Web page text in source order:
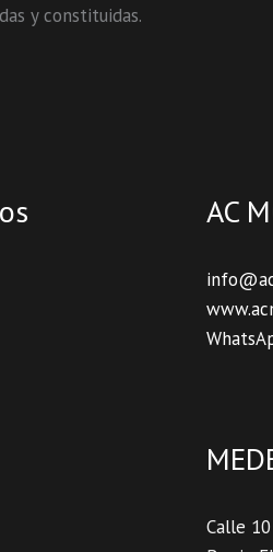
y constituidas.
AC
Calle